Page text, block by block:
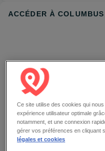
ACCÉDER À
Ce site utilise des cookies qui
expérience utilisateur optimale
notamment, et une connexion
gérer vos préférences en cliquant
légales et cookies